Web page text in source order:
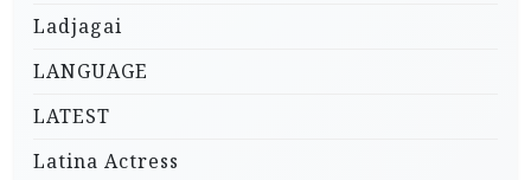
Ladjagai
LANGUAGE
LATEST
Latina Actress